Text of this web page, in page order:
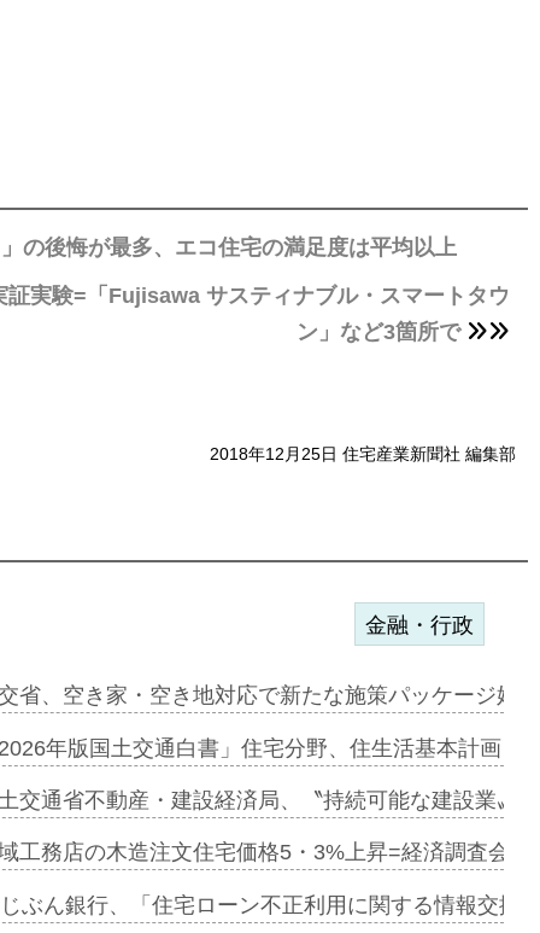
の後悔が最多、エコ住宅の満足度は平均以上
実験=「Fujisawa サスティナブル・スマートタウ
ン」など3箇所で
2018年12月25日 住宅産業新聞社 編集部
サー契約…
起用…
ミーレキ…
も城南エ…
合型の賃…
金融・行政
省、空き家・空き地対応で新たな施策パッケージ始
年版国土交通白書」住宅分野、住生活基本計画を
交通省不動産・建設経済局、〝持続可能な建設業〟
工務店の木造注文住宅価格5・3%上昇=経済調査会
ぶん銀行、「住宅ローン不正利用に関する情報交換